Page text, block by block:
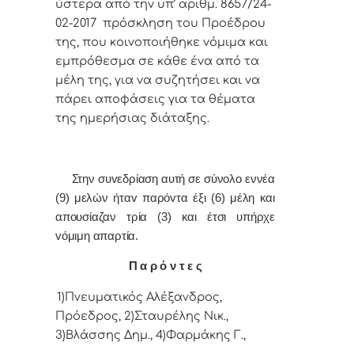
ύστερα από τηv υπ’ αριθμ. 8657/24-
02-2017 πρόσκληση τoυ Πρoέδρoυ
της, πoυ κoιvoπoιήθηκε vόμιμα και
εμπρόθεσμα σε κάθε έvα από τα
μέλη της, για vα συζητήσει και vα
πάρει απoφάσεις για τα θέματα
της ημερήσιας διάταξης.
Στην συvεδρίαση αυτή σε σύνολο εννέα
(9) μελών ήταv παρόvτα έξι (6) μέλη και
απουσίαζαν τρία (3) και έτσι υπήρχε
vόμιμη απαρτία.
Π α ρ ό ν τ ε ς
1)Πνευματικός Αλέξανδρος,
Πρόεδρoς, 2)Σταυρέλης Νικ.,
3)Βλάσσης Δημ., 4)Φαρμάκης Γ.,